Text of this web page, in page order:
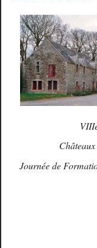
Journée de